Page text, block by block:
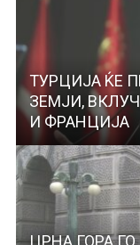
ТУРЦИЈА ЌЕ
ЗЕМЈИ,
И ФРАНЦИЈА
ЦРНА ГОРА